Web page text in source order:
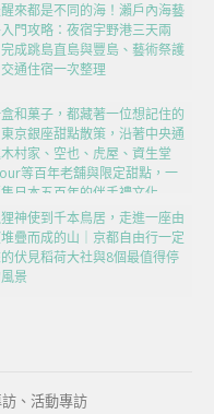
來都是不同的海！瀨戶內海藝
門攻略：夜宿宇野港三天兩
成跳島直島與豐島、藝術祭護
通住宿一次整理
和菓子，都藏著一位想記住的
京銀座甜點散策，沿著中央通
村家、空也、虎屋、資生堂
等百年老舖與限定甜點，一
日本五百年的伴手禮文化
神使到千本鳥居，走進一座由
疊而成的山｜京都自由行一定
伏見稻荷大社與8個最值得停
景
、活動專訪